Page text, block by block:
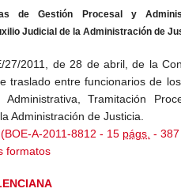
de Gestión Procesal y
Judicial de la Administración de
27/2011, de 28 de abril, de la
traslado entre funcionarios de
Administrativa, Tramitación
Administración de Justicia.
A-2011-8812 - 15 págs. - 387
formatos